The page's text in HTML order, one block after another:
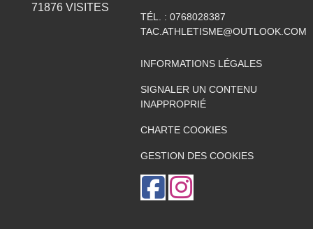
71876VISITES
TÉL. : 0768028387
TAC.ATHLETISME@OUTLOOK.COM
INFORMATIONS LÉGALES
SIGNALER UN CONTENU
INAPPROPRIÉ
CHARTE COOKIES
GESTION DES COOKIES